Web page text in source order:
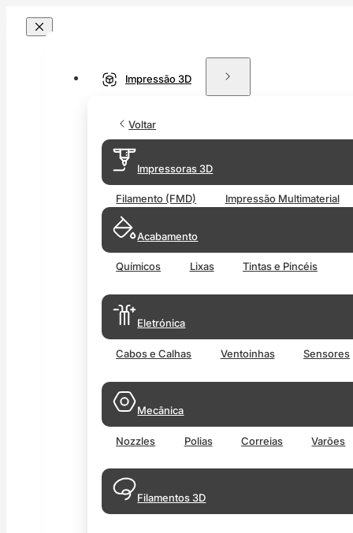
Impressão 3D
Voltar
Impressoras 3D
Filamento (FMD) Impressão Multimaterial
Acabamento
Químicos Lixas Tintas e Pincéis
Eletrónica
Cabos e Calhas Ventoinhas Sensores
Mecânica
Nozzles Polias Correias Varões
Filamentos 3D